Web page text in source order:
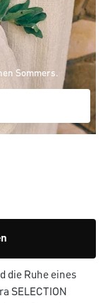
Sommers.
die Ruhe eines
SELECTION